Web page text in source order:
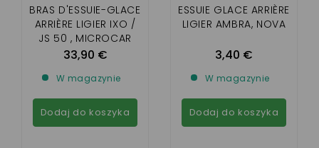
BRAS D'ESSUIE-GLACE
ARRIÈRE LIGIER IXO /
JS 50 , MICROCAR
MGO 1/2/3/4/5/6 ,
33,90 €
W magazynie
Dodaj do koszyka
ESSUIE GLACE ARRIÈRE
LIGIER AMBRA, NOVA
3,40 €
W magazynie
Dodaj do koszyka